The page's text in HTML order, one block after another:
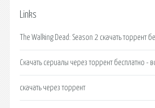
Links
The Walking Dead: Season 2 скачать торрент
Скачать сериалы через торрент бесплатно -
скачать через торрент